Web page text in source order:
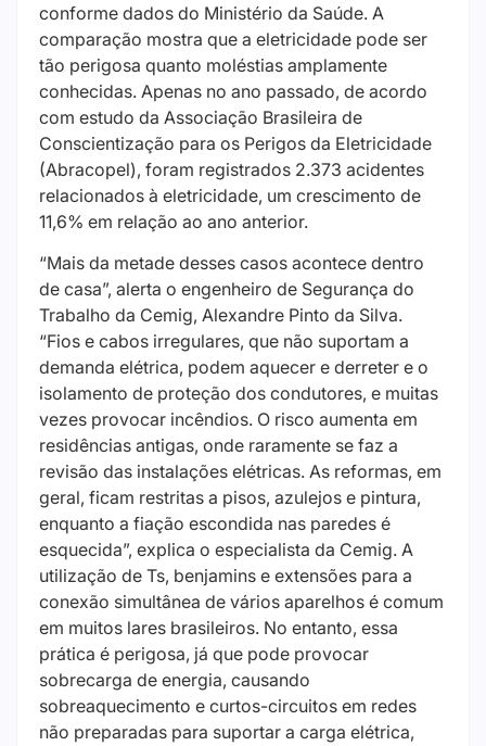
conforme dados do Ministério da Saúde. A
comparação mostra que a eletricidade pode ser
tão perigosa quanto moléstias amplamente
conhecidas. Apenas no ano passado, de acordo
com estudo da Associação Brasileira de
Conscientização para os Perigos da Eletricidade
(Abracopel), foram registrados 2.373 acidentes
relacionados à eletricidade, um crescimento de
11,6% em relação ao ano anterior.
“Mais da metade desses casos acontece dentro
de casa”, alerta o engenheiro de Segurança do
Trabalho da Cemig, Alexandre Pinto da Silva.
“Fios e cabos irregulares, que não suportam a
demanda elétrica, podem aquecer e derreter e o
isolamento de proteção dos condutores, e muitas
vezes provocar incêndios. O risco aumenta em
residências antigas, onde raramente se faz a
revisão das instalações elétricas. As reformas, em
geral, ficam restritas a pisos, azulejos e pintura,
enquanto a fiação escondida nas paredes é
esquecida”, explica o especialista da Cemig. A
utilização de Ts, benjamins e extensões para a
conexão simultânea de vários aparelhos é comum
em muitos lares brasileiros. No entanto, essa
prática é perigosa, já que pode provocar
sobrecarga de energia, causando
sobreaquecimento e curtos-circuitos em redes
não preparadas para suportar a carga elétrica,